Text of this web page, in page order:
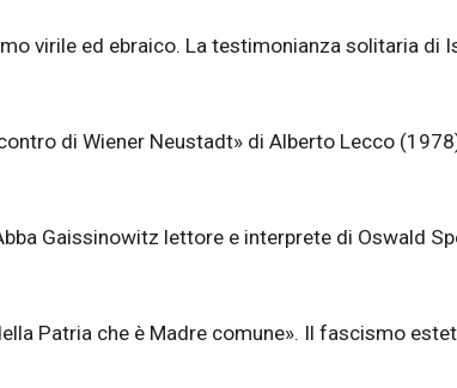
virile ed ebraico. La testimonianza solitaria di
di Wiener Neustadt» di Alberto Lecco
Gaissinowitz lettore e interprete di Oswald
Patria che è Madre comune». Il fascismo